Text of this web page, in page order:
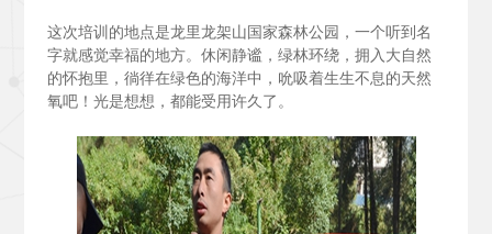
这次培训的地点是龙里龙架山国家森林公园，一个听到名
字就感觉幸福的地方。休闲静谧，绿林环绕，拥入大自然
的怀抱里，徜徉在绿色的海洋中，吮吸着生生不息的天然
氧吧！光是想想，都能受用许久了。